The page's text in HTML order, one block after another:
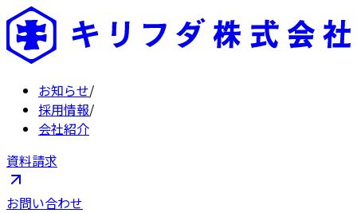
お知らせ/
採用情報/
会社紹介
資料請求
お問い合わせ